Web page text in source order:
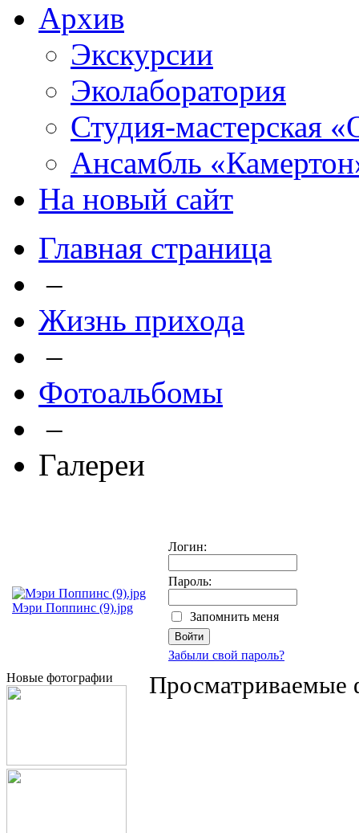
Архив
Экскурсии
Эколаборатория
Студия-мастерская
Ансамбль
На новый сайт
Главная страница
–
Жизнь прихода
–
Фотоальбомы
–
Галереи
Мэри Поппинс (9).jpg
Логин:
Пароль:
Запомнить меня
Забыли свой пароль?
Новые фотографии
Просматриваемые